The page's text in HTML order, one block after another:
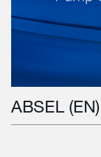
ABSEL (EN)